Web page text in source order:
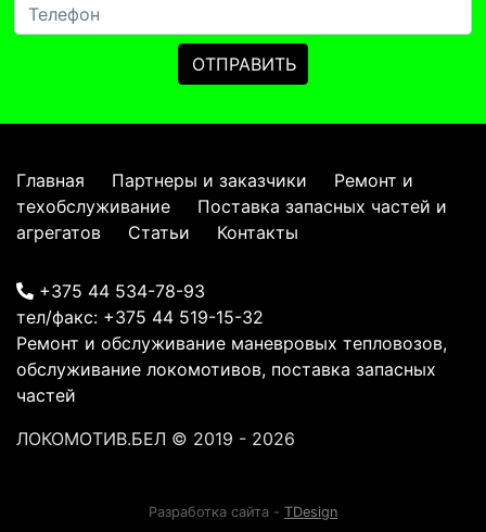
Главная Партнеры и заказчики
Ремонт и
техобслуживание
Поставка запасных частей и
агрегатов
Статьи Контакты
+375 44 534-78-93
тел/факс: +375 44 519-15-32
Ремонт и обслуживание маневровых тепловозов,
обслуживание локомотивов, поставка запасных
частей
ЛОКОМОТИВ.БЕЛ © 2019 - 2026
Разработка сайта - TDesign